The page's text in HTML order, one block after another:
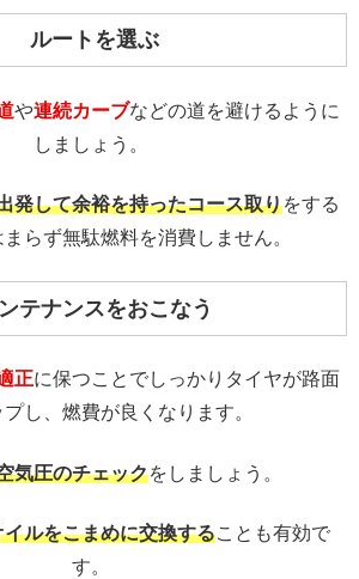
ルートを選ぶ
や連続カーブなどの道を避けるように
しましょう。
発して余裕を持ったコース取りをする
らず無駄燃料を消費しません。
テナンスをおこなう
正に保つことでしっかりタイヤが路面
し、燃費が良くなります。
気圧のチェックをしましょう。
ルをこまめに交換することも有効で
す。